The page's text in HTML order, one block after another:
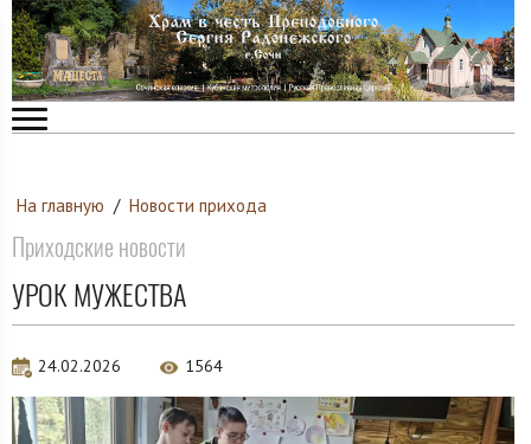
На главную / Новости прихода
Приходские новости
УРОК МУЖЕСТВА
24.02.2026 1564